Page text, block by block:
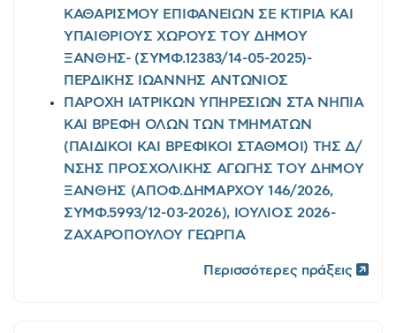
ΚΑΘΑΡΙΣΜΟΥ ΕΠΙΦΑΝΕΙΩΝ ΣΕ ΚΤΙΡΙΑ ΚΑΙ
ΥΠΑΙΘΡΙΟΥΣ ΧΩΡΟΥΣ ΤΟΥ ΔΗΜΟΥ
ΞΑΝΘΗΣ- (ΣΥΜΦ.12383/14-05-2025)-
ΠΕΡΔΙΚΗΣ ΙΩΑΝΝΗΣ ΑΝΤΩΝΙΟΣ
ΠΑΡΟΧΗ ΙΑΤΡΙΚΩΝ ΥΠΗΡΕΣΙΩΝ ΣΤΑ ΝΗΠΙΑ
ΚΑΙ ΒΡΕΦΗ ΟΛΩΝ ΤΩΝ ΤΜΗΜΑΤΩΝ
(ΠΑΙΔΙΚΟΙ ΚΑΙ ΒΡΕΦΙΚΟΙ ΣΤΑΘΜΟΙ) ΤΗΣ Δ/
ΝΣΗΣ ΠΡΟΣΧΟΛΙΚΗΣ ΑΓΩΓΗΣ ΤΟΥ ΔΗΜΟΥ
ΞΑΝΘΗΣ (ΑΠΟΦ.ΔΗΜΑΡΧΟΥ 146/2026,
ΣΥΜΦ.5993/12-03-2026), ΙΟΥΛΙΟΣ 2026-
ΖΑΧΑΡΟΠΟΥΛΟΥ ΓΕΩΡΓΙΑ
Περισσότερες πράξεις